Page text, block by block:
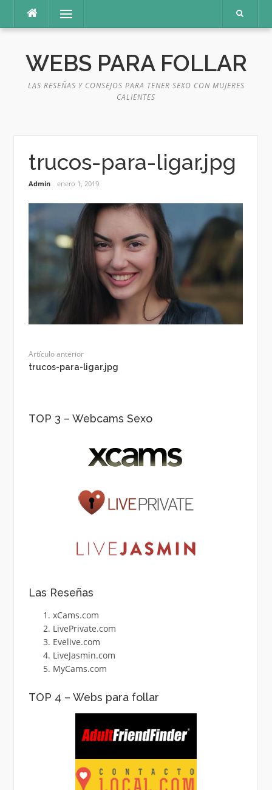
contenido
Menú
WEBS PARA FOLLAR
LAS RESEÑAS Y CONSEJOS PARA TENER SEXO CON MUJERES
CALIENTES
trucos-para-ligar.jpg
Admin enero 1, 2019
Artículo anterior
trucos-para-ligar.jpg
TOP 3 – Webcams Sexo
Las Reseñas
xCams.com
LivePrivate.com
Evelive.com
LiveJasmin.com
MyCams.com
TOP 4 – Webs para follar